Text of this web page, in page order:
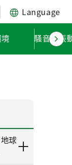
Language
騒音・振
球